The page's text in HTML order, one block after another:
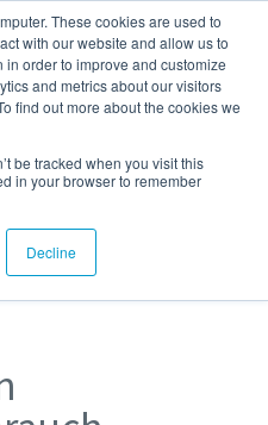
These cookies are used to
with our website and allow us to
order to improve and customize
and metrics about our visitors
find out more about the cookies we
be tracked when you visit this
in your browser to remember
Decline
und